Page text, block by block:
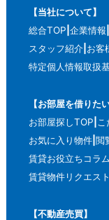
【当社について】
総合TOP 企業情報
スタッフ紹介 お客
特定個人情報取扱
【お部屋を借りたい
お部屋探しTOP
お気に入り物件 閲
賃貸お役立ちコラム
賃貸物件リクエスト
【不動産売買】